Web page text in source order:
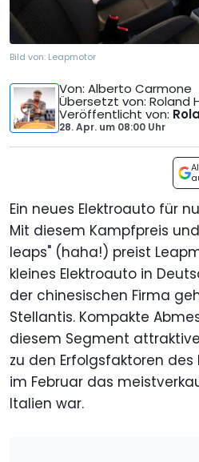
Bild von: Leapmotor
Von: Alberto Carmone
Übersetzt von: Roland
Veröffentlicht von:
28. Apr. um 08:00 Uhr
Ein neues Elektroauto für
Mit diesem Kampfpreis
leaps" (haha!) preist
kleines Elektroauto in
der chinesischen Firma
Stellantis. Kompakte
diesem Segment
zu den Erfolgsfaktoren
im Februar das
Italien war.